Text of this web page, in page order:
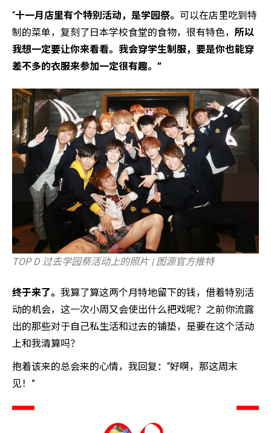
“十一月店里有个特别活动，是学园祭。 可以在店里吃到特
制的菜单，复刻了日本学校食堂的食物，很有特色， 所以
我想一定要让你来看看。我会穿学生制服，要是你也能穿
差不多的衣服来参加一定很有趣。”
TOP D 过去学园祭活动上的照片 | 图源官方推特
终于来了。 我算了算这两个月特地留下的钱，借着特别活
动的机会，这一次小周又会使出什么把戏呢？之前你流露
出的那些对于自己私生活和过去的铺垫，是要在这个活动
上和我清算吗？
抱着该来的总会来的心情，我回复：“好啊，那这周末
见！”